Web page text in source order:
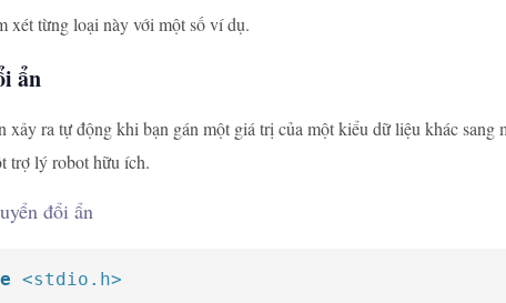
xét từng loại này với một số ví dụ.
ẩn
xảy ra tự động khi bạn gán một giá trị của một kiểu dữ liệu khác
trợ lý robot hữu ích.
đổi ẩn
<stdio.h>